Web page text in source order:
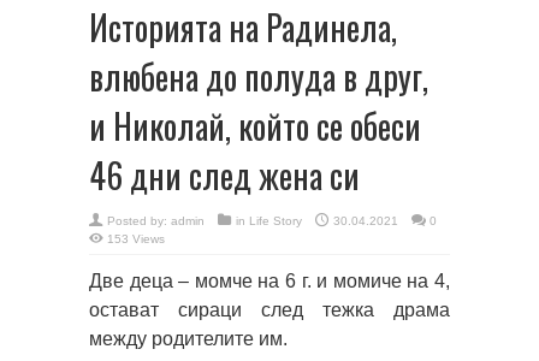
Историята на Радинела,
влюбена до полуда в друг,
и Николай, който се обеси
46 дни след жена си
Posted by: admin in Life Story 30.04.2021
0
153 Views
Две деца – момче на 6 г. и момиче на 4,
остават сираци след тежка драма
между родителите им.